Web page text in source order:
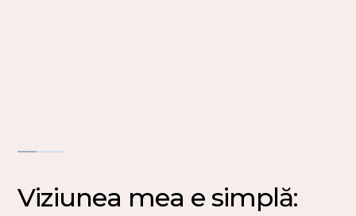
Viziunea mea e simplă: